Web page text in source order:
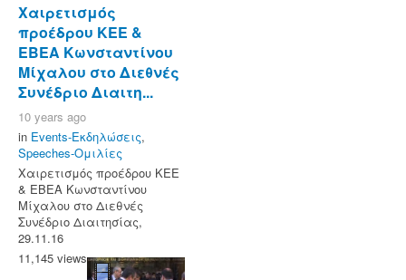
Χαιρετισμός
προέδρου ΚΕΕ &
ΕΒΕΑ Κωνσταντίνου
Μίχαλου στο Διεθνές
Συνέδριο Διαιτη...
10 years ago
in Events-Εκδηλώσεις,
Speeches-Ομιλίες
Χαιρετισμός προέδρου ΚΕΕ
& ΕΒΕΑ Κωνσταντίνου
Μίχαλου στο Διεθνές
Συνέδριο Διαιτησίας,
29.11.16
11,145 views